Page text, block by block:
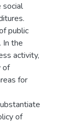
social
public
In the
activity,
of
for
of